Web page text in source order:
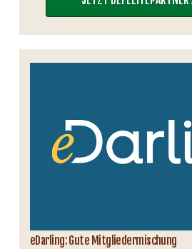
eDarling: Gute Mitgliedermischung